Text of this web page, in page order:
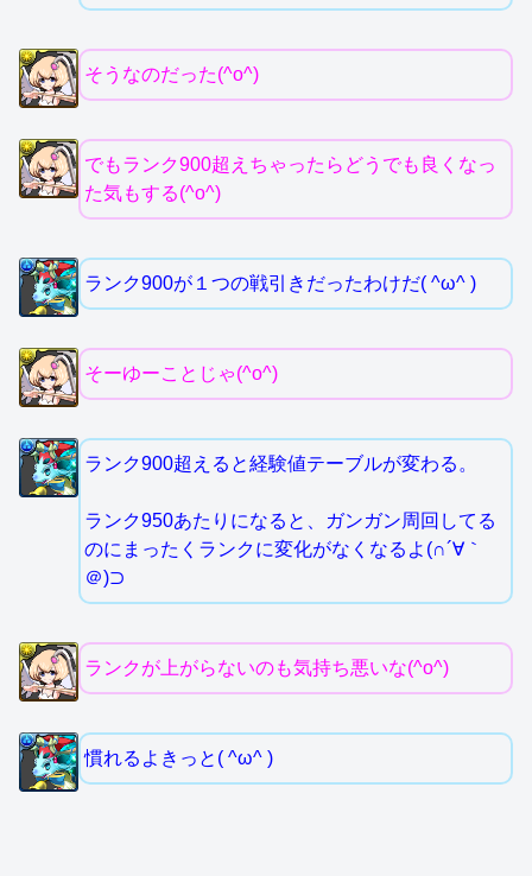
そうなのだった(^o^)
でもランク900超えちゃったらどうでも良くなっ
た気もする(^o^)
ランク900が１つの戦引きだったわけだ( ^ω^ )
そーゆーことじゃ(^o^)
ランク900超えると経験値テーブルが変わる。
ランク950あたりになると、ガンガン周回してる
のにまったくランクに変化がなくなるよ(∩´∀｀
＠)⊃
ランクが上がらないのも気持ち悪いな(^o^)
慣れるよきっと( ^ω^ )